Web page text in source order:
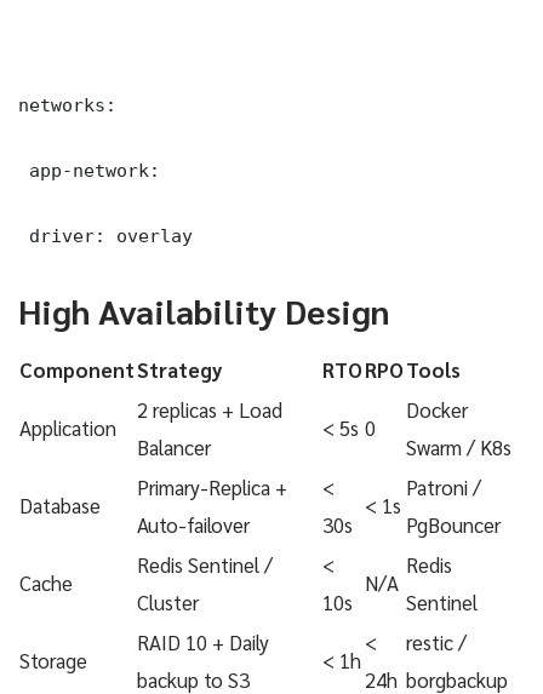
networks:
app-network:
driver: overlay
High Availability Design
ComponentStrategy RTORPOTools
Application
2 replicas + Load
Balancer
< 5s 0
Docker
Swarm / K8s
Database
Primary-Replica +
Auto-failover
<
30s
< 1s
Patroni /
PgBouncer
Cache
Redis Sentinel /
Cluster
<
10s
N/A
Redis
Sentinel
Storage
RAID 10 + Daily
backup to S3
< 1h
<
24h
restic /
borgbackup